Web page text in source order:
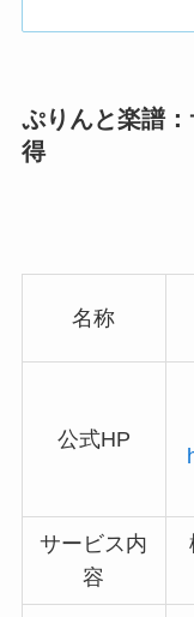
ぷりんと楽譜
得
名称
公式HP
サービス内
容